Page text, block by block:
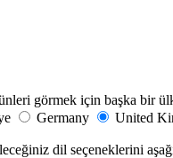
görmek için başka bir
Germany
United
dil seçeneklerini